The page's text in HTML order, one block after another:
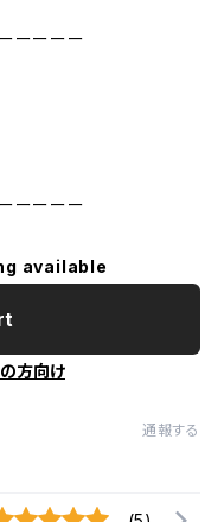
ーーーー
ーーーー
available
方向け
通報する